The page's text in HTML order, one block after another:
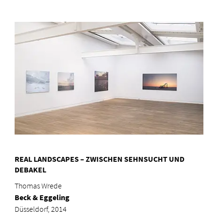
REAL LANDSCAPES – ZWISCHEN SEHNSUCHT UND
DEBAKEL
Thomas Wrede
Beck & Eggeling
Düsseldorf, 2014